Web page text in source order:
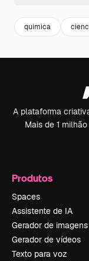
quimica
A plataforma
Mais de 1
Produtos
Spaces
Assistente de IA
Gerador de imagens
Gerador de vídeos
Texto para voz